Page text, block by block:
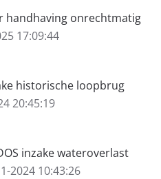
handhaving onrechtmatig
17:09:44
historische loopbrug
20:45:19
inzake wateroverlast
2024 10:43:26